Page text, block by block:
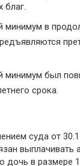
благ.
минимум в
минимум был
срока.
суда от
выплачивать
дочь в размере